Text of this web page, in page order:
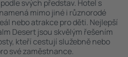
svých představ. Hotel s
mimo jiné i různorodé
nebo atrakce pro děti. Nejlepší
Desert jsou skvělým řešením
kteří cestují služebně nebo
své zaměstnance.